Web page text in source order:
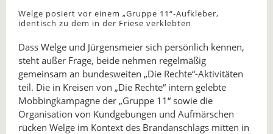
Welge posiert vor einem „Gruppe 11“-Aufkleber,
identisch zu dem in der Friese verklebten
Dass Welge und Jürgensmeier sich persönlich kennen,
steht außer Frage, beide nehmen regelmäßig
gemeinsam an bundesweiten „Die Rechte“-Aktivitäten
teil. Die in Kreisen von „Die Rechte“ intern gelebte
Mobbingkampagne der „Gruppe 11“ sowie die
Organisation von Kundgebungen und Aufmärschen
rücken Welge im Kontext des Brandanschlags mitten in